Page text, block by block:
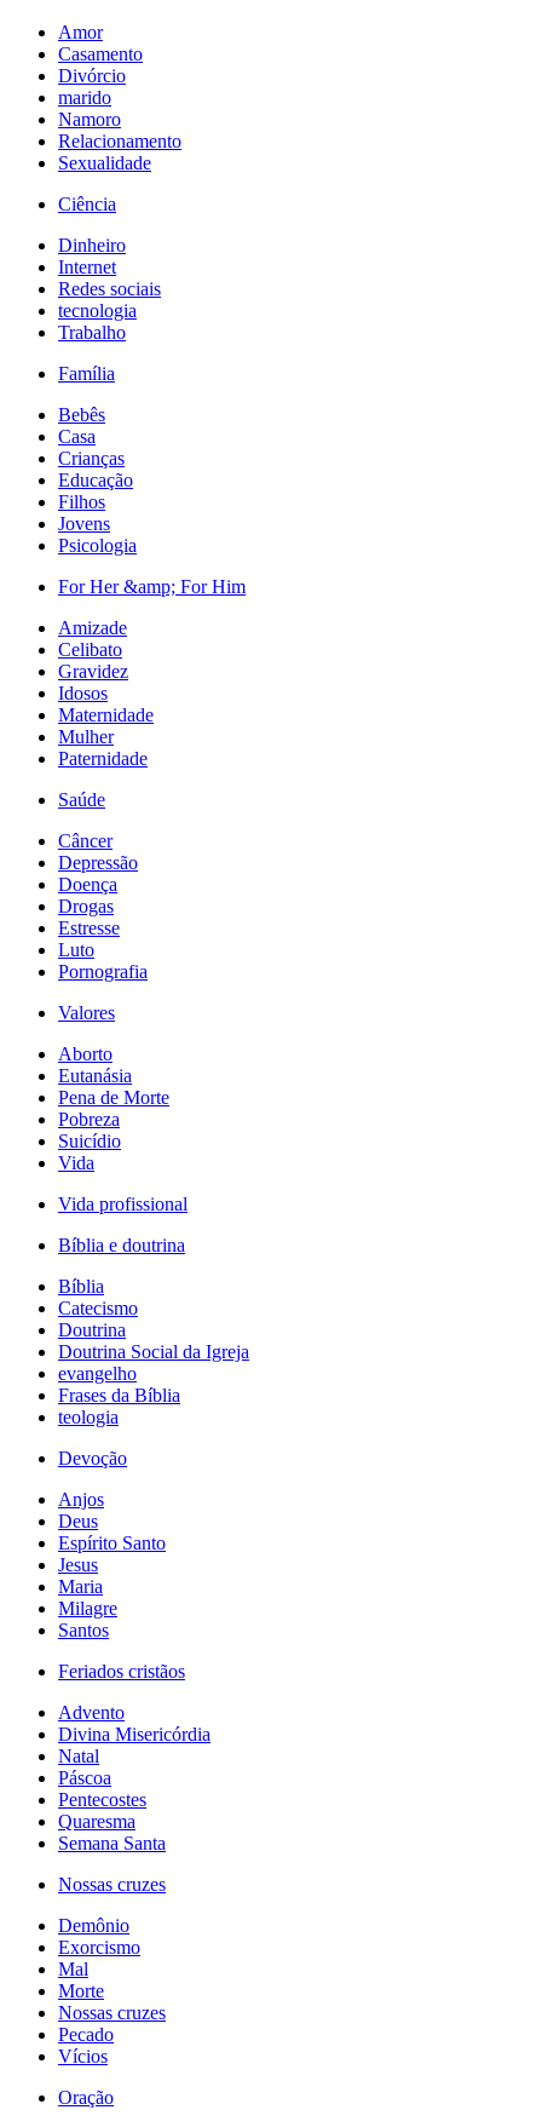
Amor
Casamento
Divórcio
marido
Namoro
Relacionamento
Sexualidade
Ciência
Dinheiro
Internet
Redes sociais
tecnologia
Trabalho
Família
Bebês
Casa
Crianças
Educação
Filhos
Jovens
Psicologia
For Her &amp; For Him
Amizade
Celibato
Gravidez
Idosos
Maternidade
Mulher
Paternidade
Saúde
Câncer
Depressão
Doença
Drogas
Estresse
Luto
Pornografia
Valores
Aborto
Eutanásia
Pena de Morte
Pobreza
Suicídio
Vida
Vida profissional
Bíblia e doutrina
Bíblia
Catecismo
Doutrina
Doutrina Social da Igreja
evangelho
Frases da Bíblia
teologia
Devoção
Anjos
Deus
Espírito Santo
Jesus
Maria
Milagre
Santos
Feriados cristãos
Advento
Divina Misericórdia
Natal
Páscoa
Pentecostes
Quaresma
Semana Santa
Nossas cruzes
Demônio
Exorcismo
Mal
Morte
Nossas cruzes
Pecado
Vícios
Oração